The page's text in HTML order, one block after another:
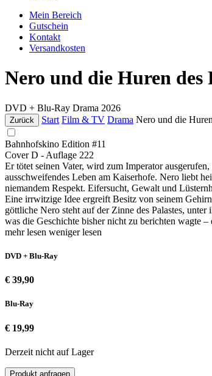
Mein Bereich
Gutschein
Kontakt
Versandkosten
Nero und die Huren
DVD + Blu-Ray Drama 2026
Zurück Start Film & TV Drama Nero und die
Bahnhofskino Edition #11
Cover D - Auflage 222
Er tötet seinen Vater, wird zum Imperator
ausschweifendes Leben am Kaiserhofe. Nero liebt
niemandem Respekt. Eifersucht, Gewalt und
Eine irrwitzige Idee ergreift Besitz von seinem
göttliche Nero steht auf der Zinne des Palastes,
was die Geschichte bisher nicht zu berichten wagte
mehr lesen weniger lesen
DVD + Blu-Ray
€ 39,90
Blu-Ray
€ 19,99
Derzeit nicht auf Lager
Produkt anfragen